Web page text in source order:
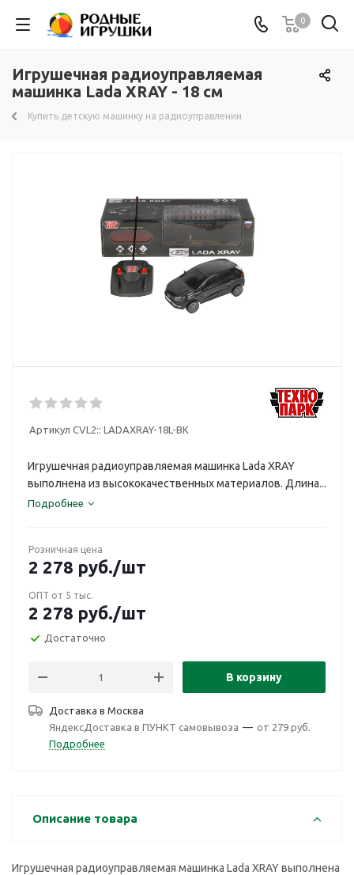
0
Игрушечная радиоуправляемая
машинка Lada XRAY - 18 см
Купить детскую машинку на радиоуправлении
Артикул CVL2:: LADAXRAY-18L-BK
Игрушечная радиоуправляемая машинка Lada XRAY
выполнена из высококачественных материалов. Длина...
Подробнее
Розничная цена
2 278 руб./шт
ОПТ от 5 тыс.
2 278 руб./шт
Достаточно
В корзину
Доставка в Москва
ЯндексДоставка в ПУНКТ самовывоза — от 279 руб.
Подробнее
Описание товара
Игрушечная радиоуправляемая машинка Lada XRAY выполнена